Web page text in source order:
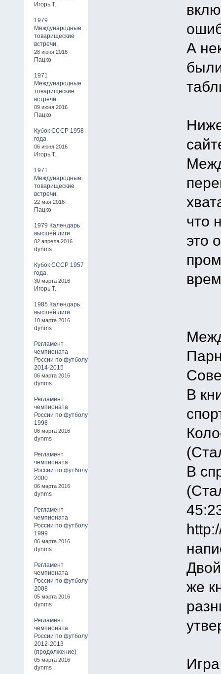
Игорь Т.
1979
Международные
товарищеские
встречи.
28 июня 2016
Пацко
1971
Международные
товарищеские
встречи.
09 июня 2016
Пацко
Кубок СССР 1958
года.
06 июня 2016
Игорь Т.
1971
Международные
товарищеские
встречи.
22 мая 2016
Пацко
1979 Календарь
высшей лиги
02 апреля 2016
dynms
Кубок СССР 1957
года.
30 марта 2016
Игорь Т.
1985 Календарь
высшей лиги
10 марта 2016
dynms
Регламент
чемпионата
России по футболу
2014-2015
06 марта 2016
dynms
Регламент
чемпионата
России по футболу
1998
06 марта 2016
dynms
Регламент
чемпионата
России по футболу
2000
06 марта 2016
dynms
Регламент
чемпионата
России по футболу
1999
06 марта 2016
dynms
Регламент
чемпионата
России по футболу
2008
05 марта 2016
dynms
Регламент
чемпионата
России по футболу
2012-2013
(продолжение)
05 марта 2016
dynms
А
что
это
В
В
же